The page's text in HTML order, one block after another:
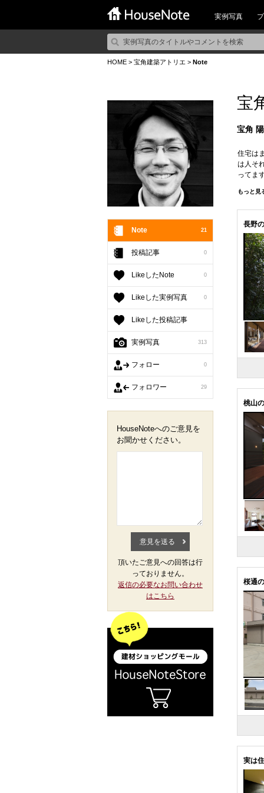
実例写真
HOME > 宝角建築アトリエ > Note
Note 21
投稿記事 0
LikeしたNote 0
Likeした実例写真 0
Likeした投稿記事
実例写真 313
フォロー 0
フォロワー 29
HouseNoteへのご意見を
お聞かせください。
頂いたご意見への回答は行
っておりません。
返信の必要なお問い合わせ
はこちら
宝
宝角
住宅は
は人そ
ってま
もっと見
長野
桃山
桜通
実は